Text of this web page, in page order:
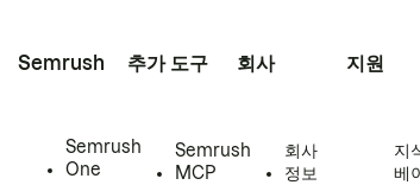
Semrush
Semrush
One
추가 도구
Semrush
MCP
회사
회사
정보
지원
지
베